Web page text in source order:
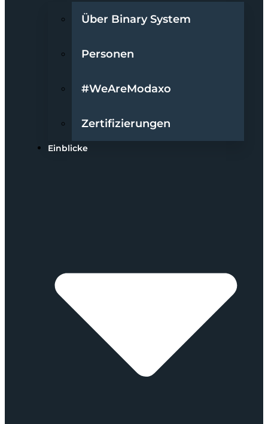
Über Binary System
Personen
#WeAreModaxo
Zertifizierungen
Einblicke